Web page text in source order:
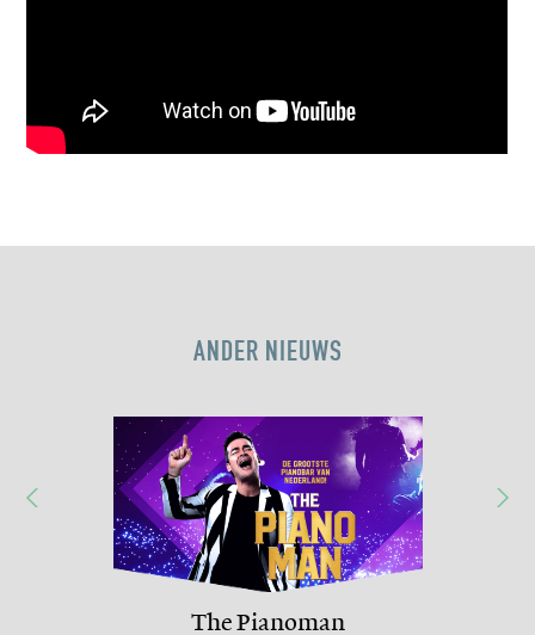
ANDER NIEUWS
The Pianoman
Rotterdam RibRally 2019
BBQ bij Aafje